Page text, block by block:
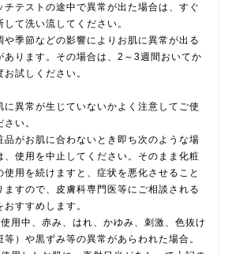
テストの途中で異常が出た場合は、すぐ
して洗い流してください。
季節などの影響によりお肌に異常が出る
あります。その場合は、2～3週間おいてか
お試しください。
に異常が生じていないかよく注意してご使
さい。
品がお肌に合わないとき即ち次のような場
、使用を中止してください。そのまま化粧
使用を続けますと、症状を悪化させること
ますので、皮膚科専門医等にご相談される
おすすめします。
使用中、赤み、はれ、かゆみ、刺激、色抜け
等）や黒ずみ等の異常があらわれた場合。